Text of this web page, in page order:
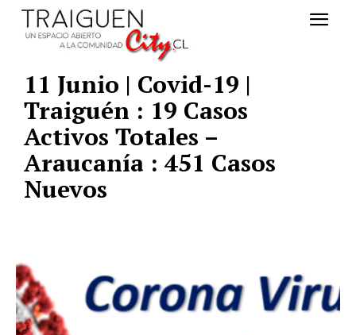
11 Junio | Covid-19 |
Traiguén : 19 Casos
Activos Totales –
Araucanía : 451 Casos
Nuevos